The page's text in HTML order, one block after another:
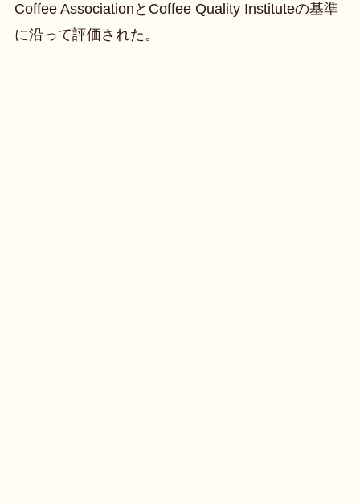
Coffee AssociationとCoffee Quality Instituteの基準
に沿って評価された。